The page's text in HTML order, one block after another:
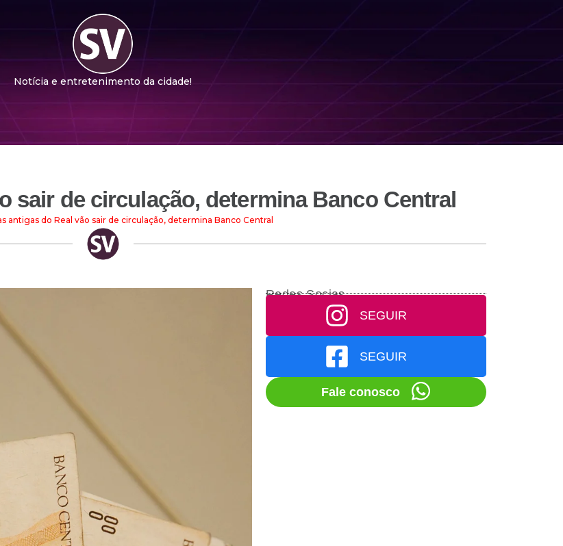
Notícia e entretenimento da cidade!
sair de circulação, determina Banco Central
antigas do Real vão sair de circulação, determina Banco Central
Redes Socias
SEGUIR
SEGUIR
Fale conosco